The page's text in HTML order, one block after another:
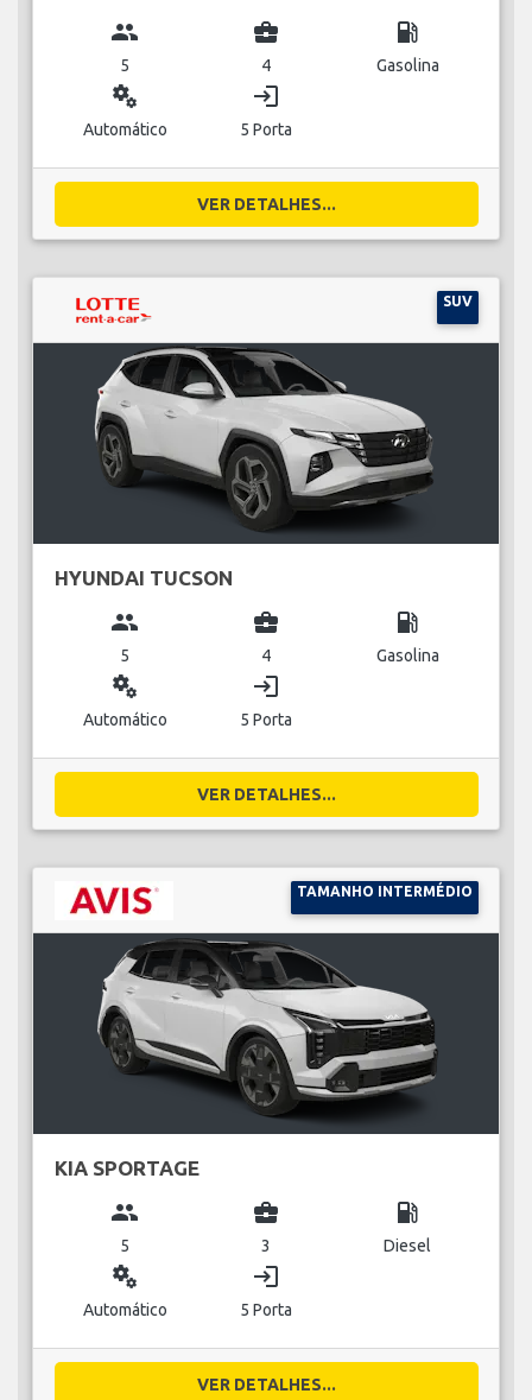
group
5
business_center
4
local_gas_station
Gasolina
miscellaneous_services
Automático
login
5 Porta
VER DETALHES...
SUV
HYUNDAI TUCSON
group
5
business_center
4
local_gas_station
Gasolina
miscellaneous_services
Automático
login
5 Porta
VER DETALHES...
TAMANHO INTERMÉDIO
KIA SPORTAGE
group
5
business_center
3
local_gas_station
Diesel
miscellaneous_services
Automático
login
5 Porta
VER DETALHES...